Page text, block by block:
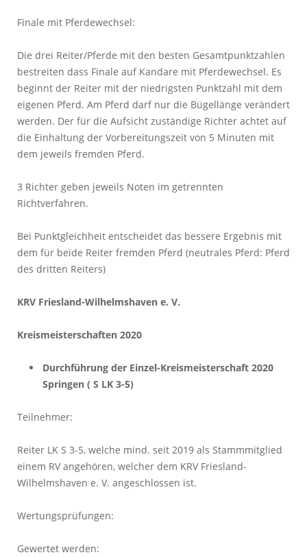
Finale mit Pferdewechsel:
Die drei Reiter/Pferde mit den besten Gesamtpunktzahlen
bestreiten dass Finale auf Kandare mit Pferdewechsel. Es
beginnt der Reiter mit der niedrigsten Punktzahl mit dem
eigenen Pferd. Am Pferd darf nur die Bügellänge verändert
werden. Der für die Aufsicht zuständige Richter achtet auf
die Einhaltung der Vorbereitungszeit von 5 Minuten mit
dem jeweils fremden Pferd.
3 Richter geben jeweils Noten im getrennten
Richtverfahren.
Bei Punktgleichheit entscheidet das bessere Ergebnis mit
dem für beide Reiter fremden Pferd (neutrales Pferd: Pferd
des dritten Reiters)
KRV Friesland-Wilhelmshaven e. V.
Kreismeisterschaften 2020
Durchführung der Einzel-Kreismeisterschaft 2020
Springen ( S LK 3-5)
Teilnehmer:
Reiter LK S 3-5, welche mind. seit 2019 als Stammmitglied
einem RV angehören, welcher dem KRV Friesland-
Wilhelmshaven e. V. angeschlossen ist.
Wertungsprüfungen:
Gewertet werden: